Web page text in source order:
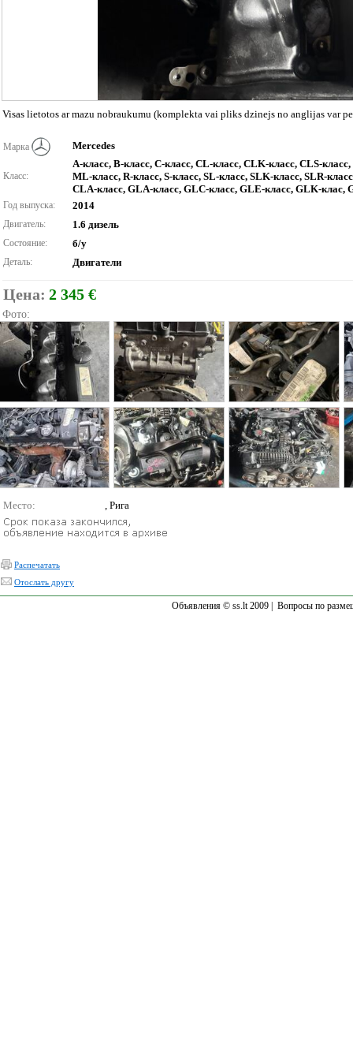
Visas lietotos ar mazu nobraukumu (komplekta vai pliks dzinejs no anglijas var
Марка Mercedes
Класс:
A-класс, B-класс, C-класс, CL-класс, CLK-класс, CLS-
ML-класс, R-класс, S-класс, SL-класс, SLK-класс, SLR-
CLA-класс, GLA-класс, GLC-класс, GLE-класс, GLK-клас,
Год выпуска: 2014
Двигатель: 1.6 дизель
Состояние: б/у
Деталь: Двигатели
Цена: 2 345 €
Фото:
Место: , Рига
Распечатать
Отослать другу
Объявления © ss.lt 2009 | Вопросы по